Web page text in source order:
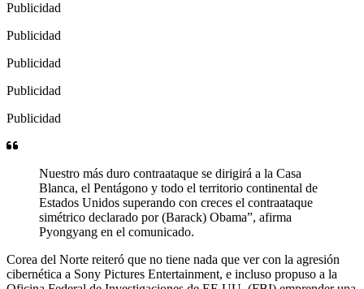
Publicidad
Publicidad
Publicidad
Publicidad
Publicidad
Nuestro más duro contraataque se dirigirá a la Casa
Blanca, el Pentágono y todo el territorio continental de
Estados Unidos superando con creces el contraataque
simétrico declarado por (Barack) Obama”, afirma
Pyongyang en el comunicado.
Corea del Norte reiteró que no tiene nada que ver con la agresión
cibernética a Sony Pictures Entertainment, e incluso propuso a la